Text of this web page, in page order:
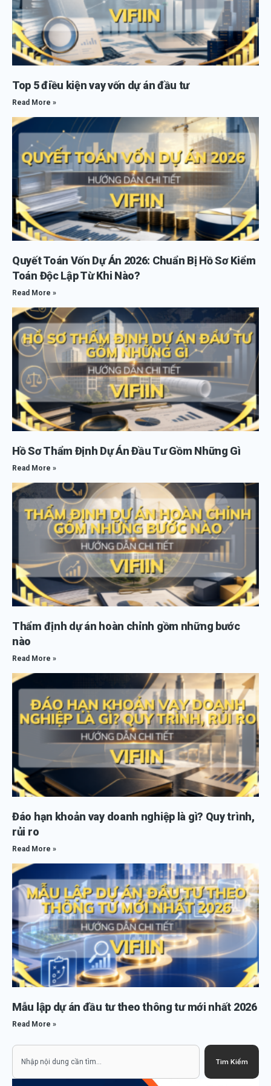
Top 5 điều kiện vay vốn dự án đầu tư
Read More »
Quyết Toán Vốn Dự Án 2026: Chuẩn Bị Hồ Sơ Kiểm
Toán Độc Lập Từ Khi Nào?
Read More »
Hồ Sơ Thẩm Định Dự Án Đầu Tư Gồm Những Gì
Read More »
Thẩm định dự án hoàn chỉnh gồm những bước
nào
Read More »
Đáo hạn khoản vay doanh nghiệp là gì? Quy trình,
rủi ro
Read More »
Mẫu lập dự án đầu tư theo thông tư mới nhất 2026
Read More »
Tìm Kiếm